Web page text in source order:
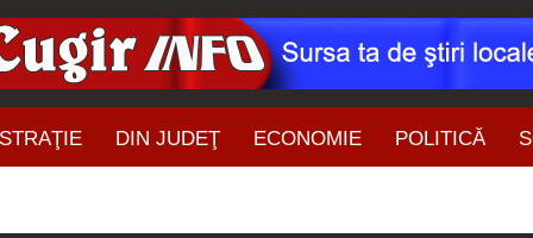
DIN JUDEŢ ECONOMIE POLITICĂ